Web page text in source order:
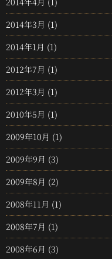
2014年3月 (1)
2014年1月 (1)
2012年7月 (1)
2012年3月 (1)
2010年5月 (1)
2009年10月 (1)
2009年9月 (3)
2009年8月 (2)
2008年11月 (1)
2008年7月 (1)
2008年6月 (3)